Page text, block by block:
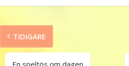
TIDIGARE
En speltös om dagen